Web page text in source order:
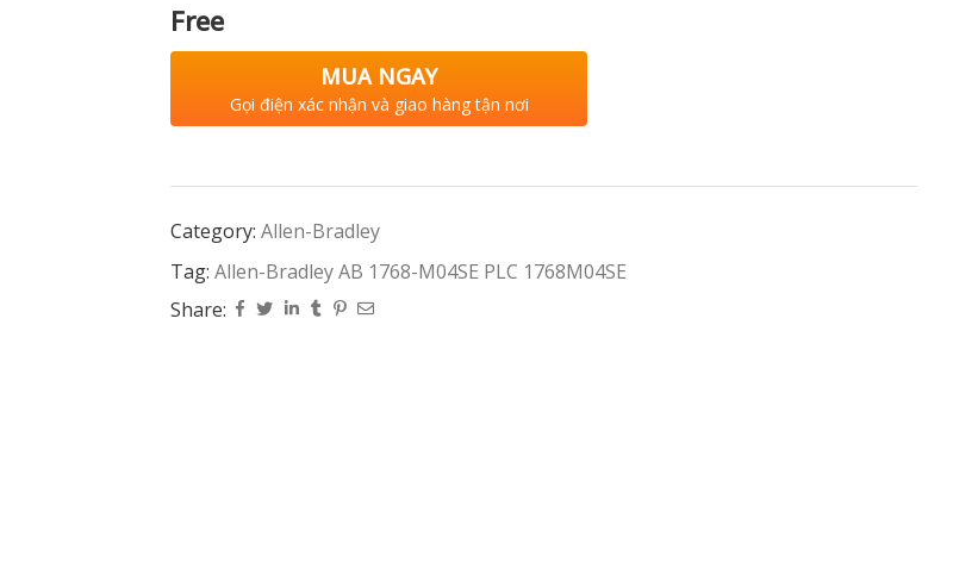
Free
MUA NGAY
Gọi điện xác nhận và giao hàng tận nơi
Category: Allen-Bradley
Tag: Allen-Bradley AB 1768-M04SE PLC 1768M04SE
Share: